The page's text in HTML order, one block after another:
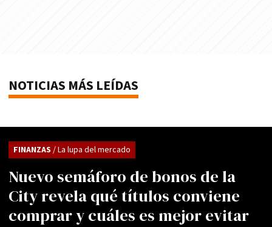
NOTICIAS MÁS LEÍDAS
Nuevo semáforo de bonos de la
City revela qué títulos conviene
comprar y cuáles es mejor evitar
FINANZAS / La lupa del mercado